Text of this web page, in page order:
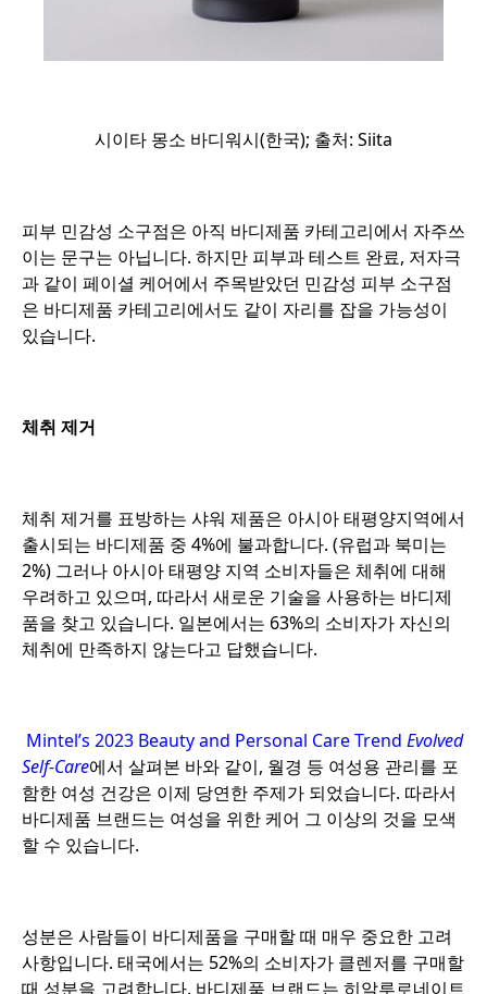
시이타 몽소 바디워시(한국); 출처: Siita
피부 민감성 소구점은 아직 바디제품 카테고리에서 자주쓰
이는 문구는 아닙니다. 하지만 피부과 테스트 완료, 저자극
과 같이 페이셜 케어에서 주목받았던 민감성 피부 소구점
은 바디제품 카테고리에서도 같이 자리를 잡을 가능성이
있습니다.
체취 제거
체취 제거를 표방하는 샤워 제품은 아시아 태평양지역에서
출시되는 바디제품 중 4%에 불과합니다. (유럽과 북미는
2%) 그러나 아시아 태평양 지역 소비자들은 체취에 대해
우려하고 있으며, 따라서 새로운 기술을 사용하는 바디제
품을 찾고 있습니다. 일본에서는 63%의 소비자가 자신의
체취에 만족하지 않는다고 답했습니다.
Mintel’s 2023 Beauty and Personal Care Trend Evolved
Self-Care에서 살펴본 바와 같이, 월경 등 여성용 관리를 포
함한 여성 건강은 이제 당연한 주제가 되었습니다. 따라서
바디제품 브랜드는 여성을 위한 케어 그 이상의 것을 모색
할 수 있습니다.
성분은 사람들이 바디제품을 구매할 때 매우 중요한 고려
사항입니다. 태국에서는 52%의 소비자가 클렌저를 구매할
때 성분을 고려합니다. 바디제품 브랜드는 히알루로네이트